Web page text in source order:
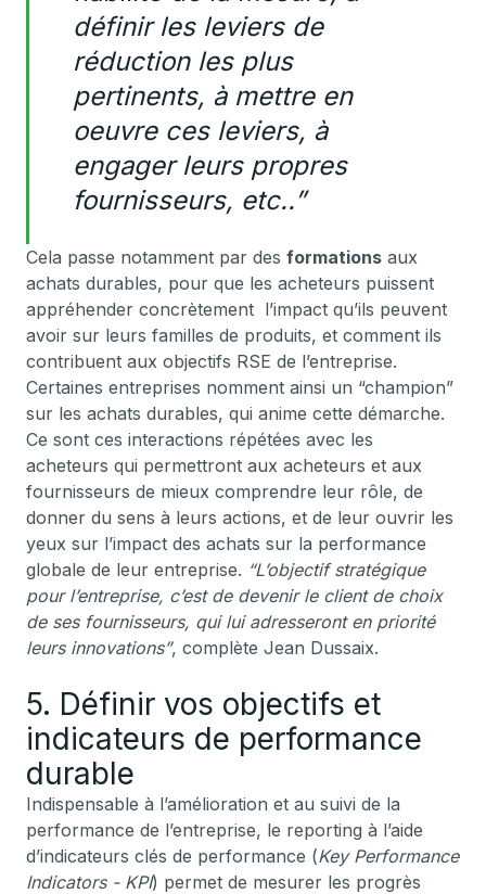
définir les leviers de
réduction les plus
pertinents, à mettre en
oeuvre ces leviers, à
engager leurs propres
fournisseurs, etc..”
Cela passe notamment par des formations aux
achats durables, pour que les acheteurs puissent
appréhender concrètement l’impact qu’ils peuvent
avoir sur leurs familles de produits, et comment ils
contribuent aux objectifs RSE de l’entreprise.
Certaines entreprises nomment ainsi un “champion”
sur les achats durables, qui anime cette démarche.
Ce sont ces interactions répétées avec les
acheteurs qui permettront aux acheteurs et aux
fournisseurs de mieux comprendre leur rôle, de
donner du sens à leurs actions, et de leur ouvrir les
yeux sur l’impact des achats sur la performance
globale de leur entreprise. “L’objectif stratégique
pour l’entreprise, c’est de devenir le client de choix
de ses fournisseurs, qui lui adresseront en priorité
leurs innovations”, complète Jean Dussaix.
5. Définir vos objectifs et
indicateurs de performance
durable
Indispensable à l’amélioration et au suivi de la
performance de l’entreprise, le reporting à l’aide
d’indicateurs clés de performance (Key Performance
Indicators - KPI) permet de mesurer les progrès